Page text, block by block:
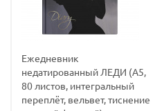
Ежедневник
недатированный ЛЕДИ (А5,
80 листов, интегральный
переплёт, вельвет, тиснение